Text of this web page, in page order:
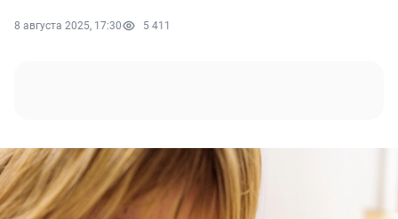
8 августа 2025, 17:30 5 411